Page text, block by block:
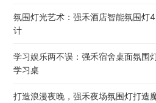
氛围灯光艺术：强禾酒店智能氛围灯
计
学习娱乐两不误：强禾宿舍桌面氛围
学习桌
打造浪漫夜晚，强禾夜场氛围灯打造